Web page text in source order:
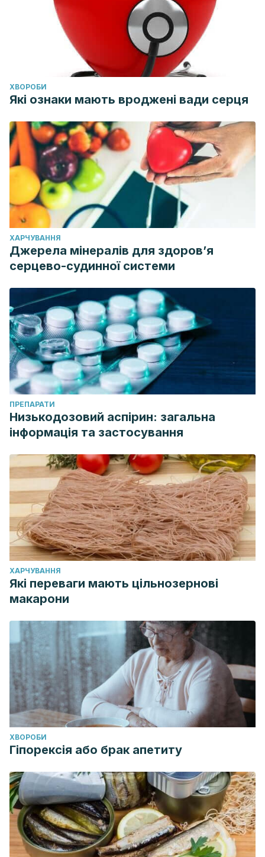
ХВОРОБИ
Які ознаки мають вроджені вади серця
ХАРЧУВАННЯ
Джерела мінералів для здоров’я
серцево-судинної системи
ПРЕПАРАТИ
Низькодозовий аспірин: загальна
інформація та застосування
ХАРЧУВАННЯ
Які переваги мають цільнозернові
макарони
ХВОРОБИ
Гіпорексія або брак апетиту